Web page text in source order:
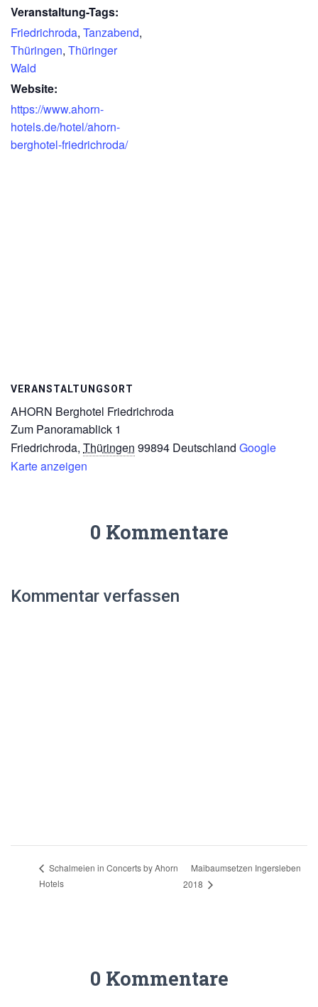
Veranstaltung-Tags:
Friedrichroda, Tanzabend,
Thüringen, Thüringer
Wald
Website:
https://www.ahorn-
hotels.de/hotel/ahorn-
berghotel-friedrichroda/
VERANSTALTUNGSORT
AHORN Berghotel Friedrichroda
Zum Panoramablick 1
Friedrichroda, Thüringen 99894 Deutschland Google
Karte anzeigen
0 Kommentare
Kommentar verfassen
Schalmeien in Concerts by Ahorn
Hotels
Maibaumsetzen Ingersleben
2018
0 Kommentare